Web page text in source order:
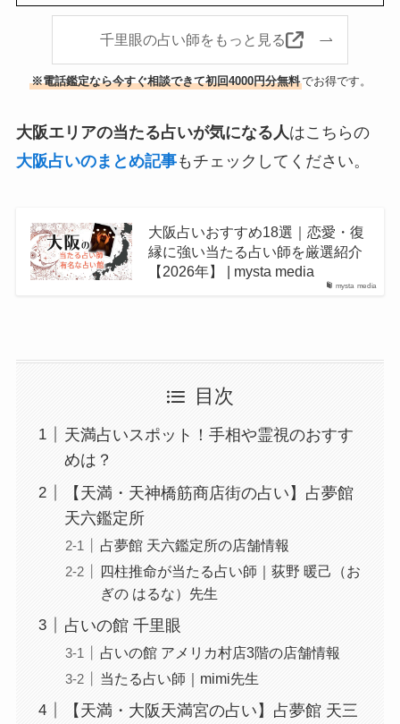
千里眼の占い師をもっと見る
※電話鑑定なら今すぐ相談できて初回4000円分無料でお得です。
大阪エリアの当たる占いが気になる人はこちらの
大阪占いのまとめ記事もチェックしてください。
mysta media
大阪占いおすすめ18選｜恋愛・復
縁に強い当たる占い師を厳選紹介
【2026年】 | mysta media
目次
天満占いスポット！手相や霊視のおすす
めは？
【天満・天神橋筋商店街の占い】占夢館
天六鑑定所
占夢館 天六鑑定所の店舗情報
四柱推命が当たる占い師｜荻野 暖己（お
ぎの はるな）先生
占いの館 千里眼
占いの館 アメリカ村店3階の店舗情報
当たる占い師｜mimi先生
【天満・大阪天満宮の占い】占夢館 天三